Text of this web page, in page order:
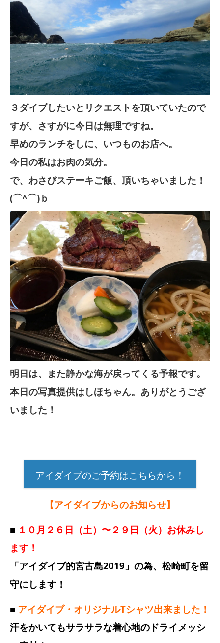
３ダイブしたいとリクエストを頂いていたので
すが、さすがに今日は無理ですね。
早めのランチをしに、いつものお店へ。
今日の私はお肉の気分。
で、わさびステーキご飯、頂いちゃいました！
(⌒^⌒)ｂ
明日は、また静かな海が戻ってくる予報です。
本日の写真提供はしほちゃん。ありがとうござ
いました！
アイダイブのご予約はこちらから！
【アイダイブからのお知らせ】
■ １０月２６日（土）〜２９日（火）お休みし
ます！
「アイダイブ的宮古島2019」の為、松崎町を留
守にします！
■ アイダイブ・オリジナルTシャツ出来ました！
汗をかいてもサラサラな着心地のドライメッシ